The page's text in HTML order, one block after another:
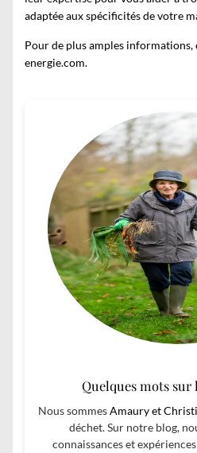
adaptée aux spécificités de votre
Pour de plus amples informations,
energie.com.
Quelques mots sur
Nous sommesAmaury et
déchet. Sur notre blog,
connaissances et